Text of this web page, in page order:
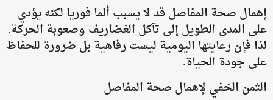
إهمال صحة المفاصل قد لا يسبب ألما فوريا لكنه يؤدي
على المدى الطويل إلى تآكل الغضاريف وصعوبة الحركة.
لذا فإن رعايتها اليومية ليست رفاهية بل ضرورة للحفاظ
على جودة الحياة.
الثمن الخفي لإهمال صحة المفاصل